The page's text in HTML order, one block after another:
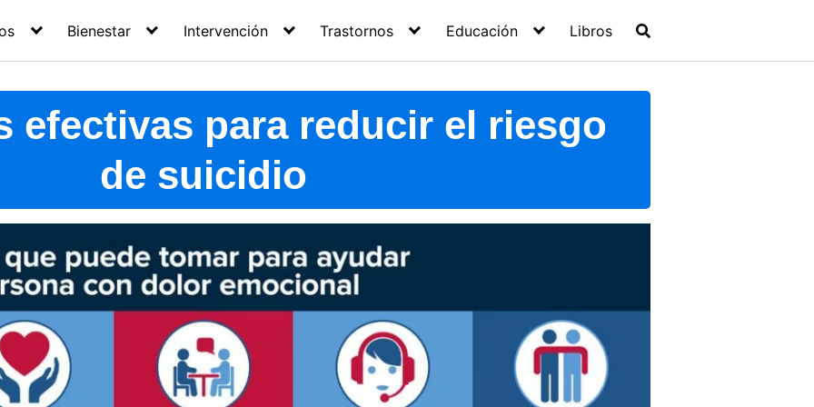
Bienestar Intervención Trastornos Educación Libros
efectivas para reducir el riesgo
de suicidio